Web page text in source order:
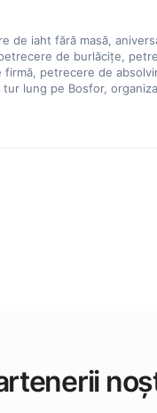
de iaht fără masă,
de burlăcițe,
firmă, petrecere de
lung pe Bosfor,